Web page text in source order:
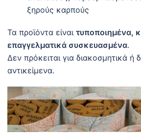
ξηρούς καρπούς
Τα προϊόντα είναι τυποποιημένα,
επαγγελματικά συσκευασμένα.
Δεν πρόκειται για διακοσμητικά ή
αντικείμενα.